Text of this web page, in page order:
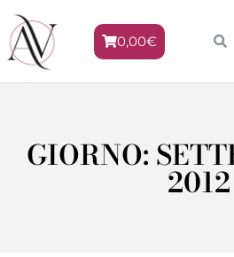
0,00€
GIORNO:
2012